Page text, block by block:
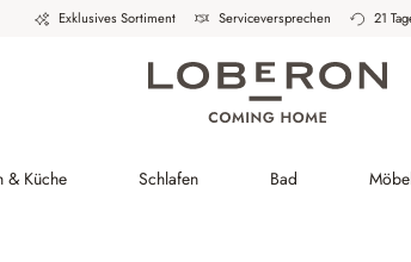
Exklusives Sortiment Serviceversprechen 21
& Küche Schlafen Bad